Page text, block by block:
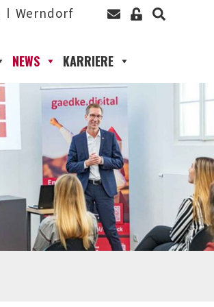
Werndorf
NEWS KARRIERE